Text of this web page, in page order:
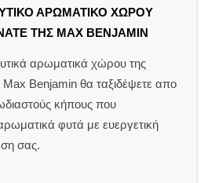
ΑΡΩΜΑΤΙΚΟ ΧΩΡΟΥ
ΤΗΣ MAX BENJAMIN
αρωματικά χώρου της
Max Benjamin θα ταξιδέψετε απο
κήπους που
φυτά με ευεργετική
σας.